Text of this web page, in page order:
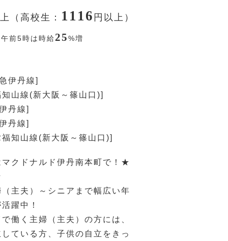
（高校生： 1116 円 以上）
前5時は時給25%増
伊丹線]
山線(新大阪～篠山口)]
丹線]
丹線]
知山線(新大阪～篠山口)]
マクドナルド伊丹南本町で！★
主夫）～シニアまで幅広い年
躍中！
働く主婦（主夫）の方には、
ている方、子供の自立をきっ